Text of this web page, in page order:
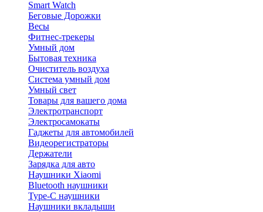
Smart Watch
Беговые Дорожки
Весы
Фитнес-трекеры
Умный дом
Бытовая техника
Очиститель воздуха
Система умный дом
Умный свет
Товары для вашего дома
Электротранспорт
Электросамокаты
Гаджеты для автомобилей
Видеорегистраторы
Держатели
Зарядка для авто
Наушники Xiaomi
Bluetooth наушники
Type-C наушники
Наушники вкладыши